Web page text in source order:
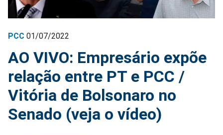
PCC 01/07/2022
AO VIVO: Empresário expõe
relação entre PT e PCC /
Vitória de Bolsonaro no
Senado (veja o vídeo)